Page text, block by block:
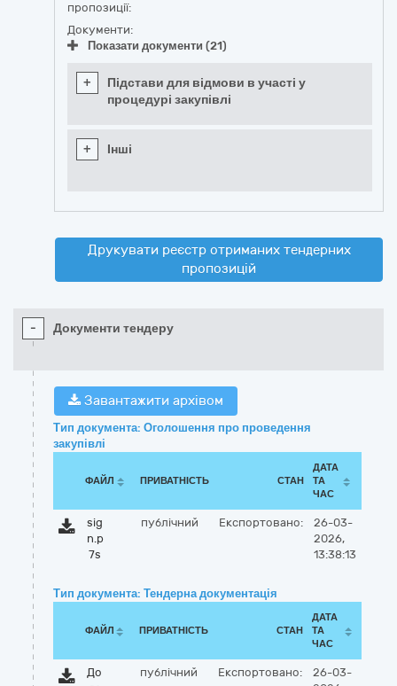
пропозиції:
Документи:
Показати документи (21)
+
Підстави для відмови в участі у
процедурі закупівлі
+ Інші
Друкувати реєстр отриманих тендерних
пропозицій
- Документи тендеру
Завантажити архівом
Тип документа: Оголошення про проведення
закупівлі
ФАЙЛ ПРИВАТНІСТЬ СТАН
ДАТА
ТА
ЧАС
sig
n.p
7s
публічний Експортовано:
26-03-
2026,
13:38:13
Тип документа: Тендерна документація
ФАЙЛ ПРИВАТНІСТЬ СТАН
ДАТА
ТА
ЧАС
До
публічний Експортовано:
26-03-